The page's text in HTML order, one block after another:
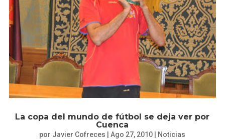
La copa del mundo de fútbol se deja ver por
Cuenca
por Javier Cofreces |Ago 27, 2010 Noticias